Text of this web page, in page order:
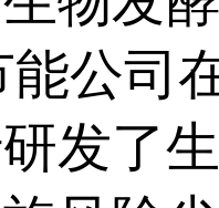
公司
发了